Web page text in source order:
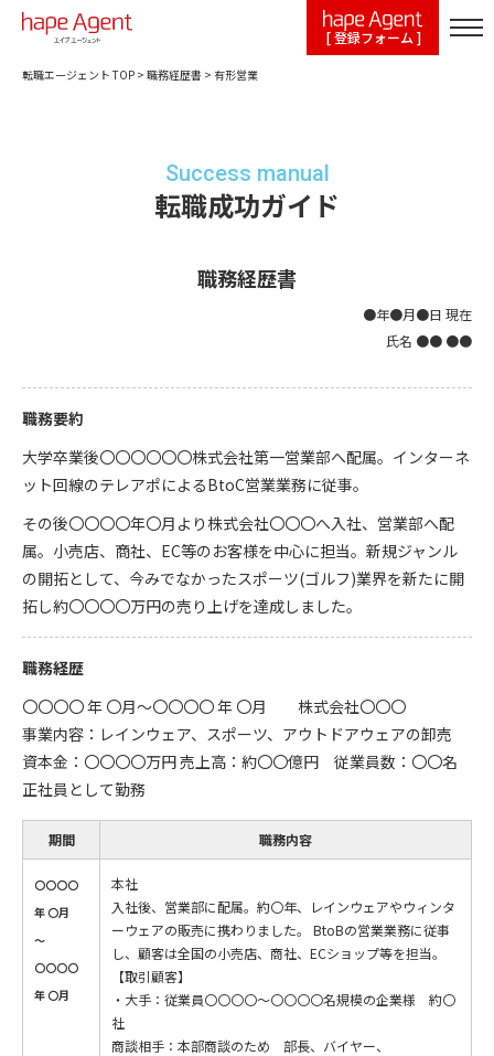
[ 登録フォーム ]
転職エージェント TOP > 職務経歴書 > 有形営業
Success manual
転職成功ガイド
職務経歴書
●年●月●日 現在
氏名 ●● ●●
職務要約
大学卒業後〇〇〇〇〇〇株式会社第一営業部へ配属。インターネ
ット回線のテレアポによるBtoC営業業務に従事。
その後〇〇〇〇年〇月より株式会社〇〇〇へ入社、営業部へ配
属。小売店、商社、EC等のお客様を中心に担当。新規ジャンル
の開拓として、今みでなかったスポーツ(ゴルフ)業界を新たに開
拓し約〇〇〇〇万円の売り上げを達成しました。
職務経歴
〇〇〇〇 年 〇月～〇〇〇〇 年 〇月 株式会社〇〇〇
事業内容：レインウェア、スポーツ、アウトドアウェアの卸売
資本金：〇〇〇〇万円 売上高：約〇〇億円 従業員数：〇〇名
正社員として勤務
期間 職務内容
〇〇〇〇
年 〇月
～
〇〇〇〇
年 〇月
本社
入社後、営業部に配属。約〇年、レインウェアやウィンタ
ーウェアの販売に携わりました。 BtoBの営業業務に従事
し、顧客は全国の小売店、商社、ECショップ等を担当。
【取引顧客】
・大手：従業員〇〇〇〇〜〇〇〇〇名規模の企業様 約〇
社
商談相手：本部商談のため 部長、バイヤー、